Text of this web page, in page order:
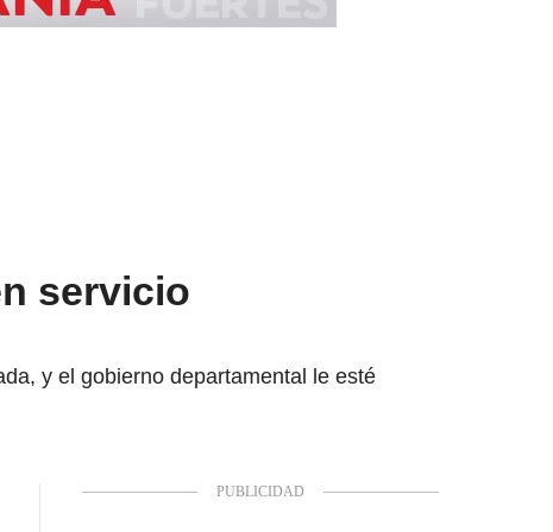
servicio
y el gobierno departamental le esté